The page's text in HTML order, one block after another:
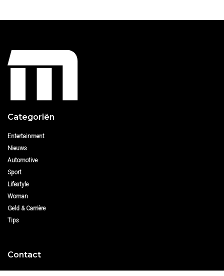
Categoriën
Entertainment
Nieuws
Automotive
Sport
Lifestyle
Woman
Geld & Carrière
Tips
Contact